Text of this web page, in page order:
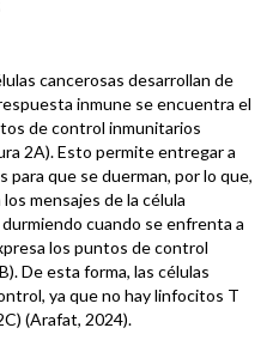
cancerosas desarrollan de
inmune se encuentra el
de control inmunitarios
2A). Esto permite entregar a
que se duerman, por lo que,
mensajes de la célula
cuando se enfrenta a
los puntos de control
De esta forma, las células
ya que no hay linfocitos T
(Arafat, 2024).